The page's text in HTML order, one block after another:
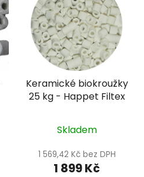
Keramické biokroužky
25 kg - Happet Filtex
Skladem
1 569,42 Kč bez DPH
1 899 Kč